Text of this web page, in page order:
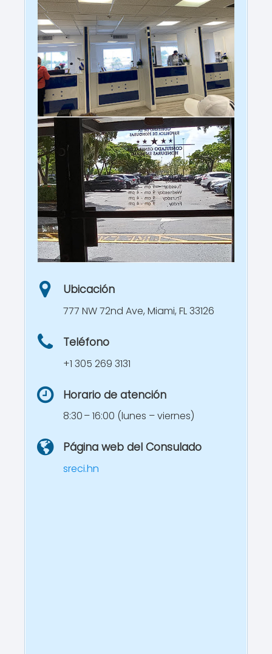
Ubicación
777 NW 72nd Ave, Miami, FL 33126
Teléfono
+1 305 269 3131
Horario de atención
8:30 – 16:00 (lunes – viernes)
Página web del Consulado
sreci.hn